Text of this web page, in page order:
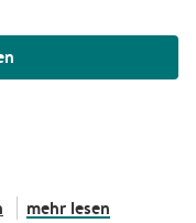
mehr lesen